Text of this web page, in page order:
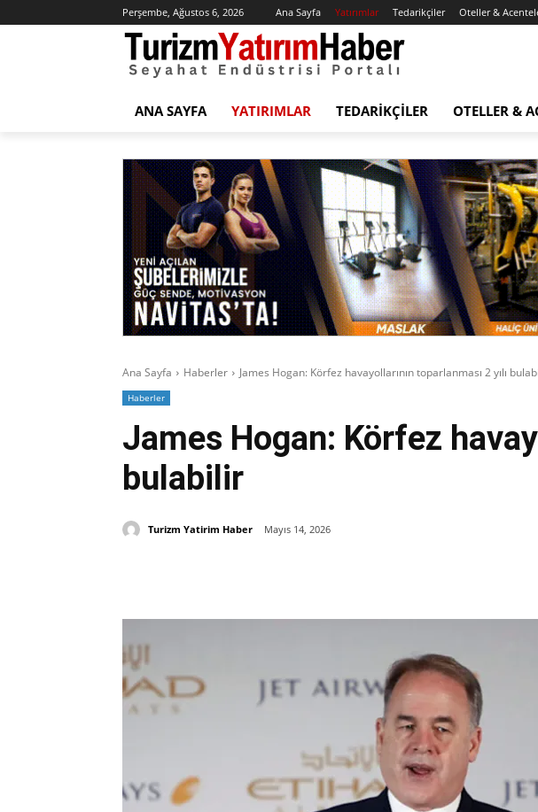
Perşembe, Ağustos 6, 2026 Ana Sayfa Yatırımlar Tedarikçiler Oteller &
ANA SAYFA YATIRIMLAR TEDARIKÇILER OTELLER &
Ana Sayfa Haberler James Hogan: Körfez havayollarının toparlanması 2 yılı
Haberler
James Hogan: Körfez
bulabilir
Turizm Yatirim Haber Mayıs 14, 2026